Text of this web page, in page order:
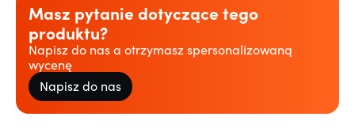
Masz pytanie dotyczące tego
produktu?
Napisz do nas a otrzymasz spersonalizowaną
wycenę
Napisz do nas